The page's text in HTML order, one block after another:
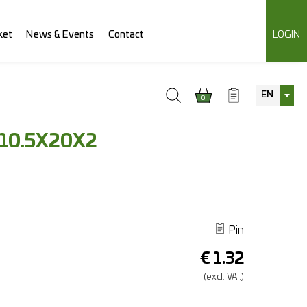
News & Events Contact LOGIN
0 EN
Pin
€ 1.32
(excl. VAT.)